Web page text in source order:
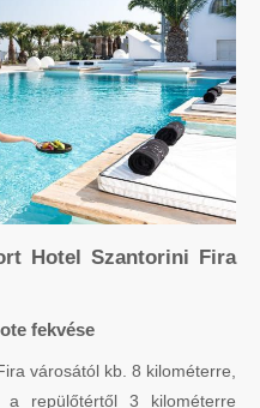
Hotel Szantorini Fira
fekvése
városától kb. 8 kilométerre,
repülőtértől 3 kilométerre